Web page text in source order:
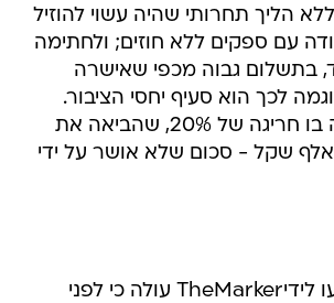
הליך תחרותי שהיה עשוי להוזיל
עם ספקים ללא חוזים; ולחתימה
בתשלום גבוה מכפי שאישרה
לכך הוא סעיף יחסי הציבור.
ב-2006 נרשמה בו חריגה של 20%, שהביאה את
ההוצאה ל-120 אלף שקל - סכום שלא אושר על ידי
ממסמכים שהגיעו לידיTheMarker עולה כי לפני